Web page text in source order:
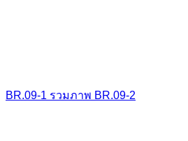
BR.09-1 รวมภาพ BR.09-2